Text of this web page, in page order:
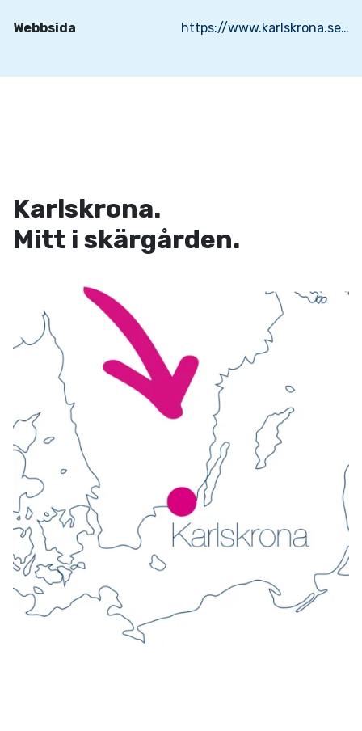
Webbsida https://www.karlskrona.se/kultur-fritid-och-turism/natur-och-friluftsliv/badplatser/
Karlskrona.
Mitt i skärgården.